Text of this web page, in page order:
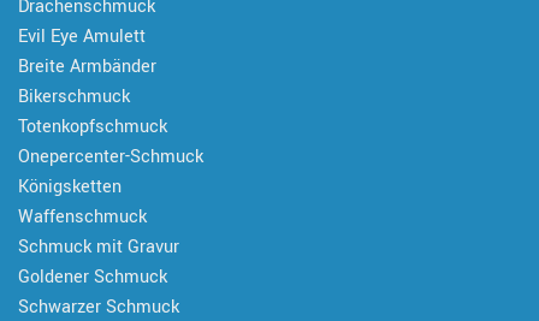
Drachenschmuck
Evil Eye Amulett
Breite Armbänder
Bikerschmuck
Totenkopfschmuck
Onepercenter-Schmuck
Königsketten
Waffenschmuck
Schmuck mit Gravur
Goldener Schmuck
Schwarzer Schmuck